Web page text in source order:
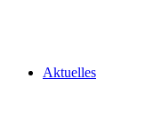
Aktuelles